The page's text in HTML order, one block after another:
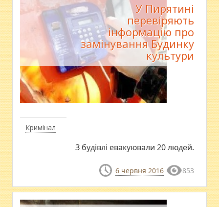
Кримінал
У Пирятині
перевіряють
інформацію про
замінування Будинку
культури
З будівлі евакуювали 20 людей.
6 червня 2016 853